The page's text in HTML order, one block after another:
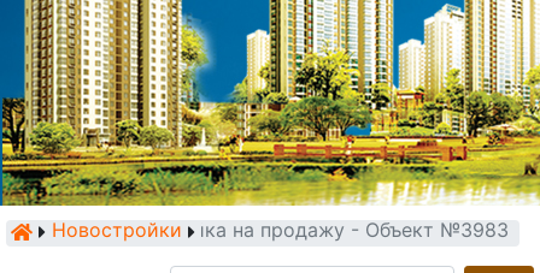
Новостройки
Новостройка на продажу - Объект №3983